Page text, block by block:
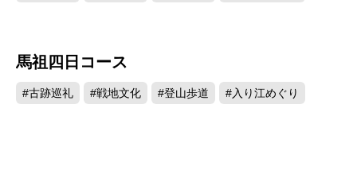
馬祖四日コース
#古跡巡礼 #戦地文化 #登山歩道 #入り江めぐり